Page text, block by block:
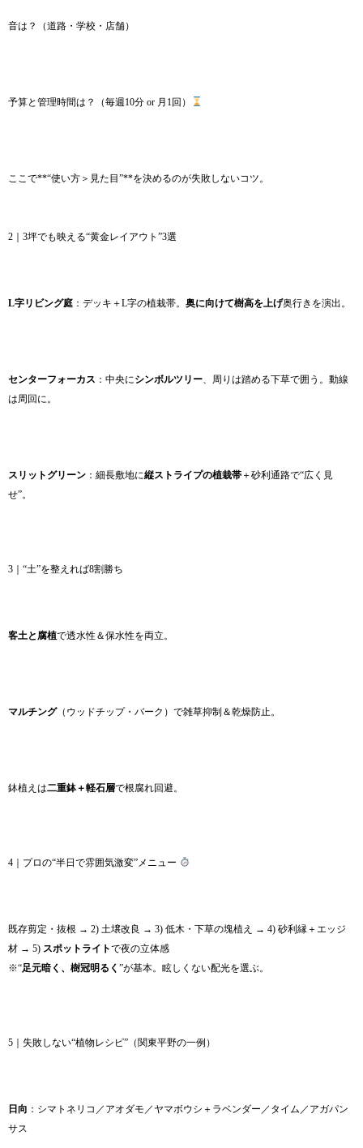
音は？（道路・学校・店舗）
予算と管理時間は？（毎週10分 or 月1回）
ここで**“使い方＞見た目”**を決めるのが失敗しないコツ。
2｜3坪でも映える“黄金レイアウト”3選
L字リビング庭 ：デッキ＋L字の植栽帯。 奥に向けて樹高を上げ奥行きを演出。
センターフォーカス ：中央にシンボルツリー、周りは踏める下草で囲う。動線
は周回に。
スリットグリーン ：細長敷地に縦ストライプの植栽帯 ＋砂利通路で“広く見
せ”。
3｜“土”を整えれば8割勝ち
客土と腐植で透水性＆保水性を両立。
マルチング（ウッドチップ・バーク）で雑草抑制＆乾燥防止。
鉢植えは二重鉢＋軽石層で根腐れ回避。
4｜プロの“半日で雰囲気激変”メニュー
既存剪定・抜根 → 2) 土壌改良 → 3) 低木・下草の塊植え → 4) 砂利縁＋エッジ
材 → 5) スポットライトで夜の立体感
※“足元暗く、樹冠明るく ”が基本。眩しくない配光を選ぶ。
5｜失敗しない“植物レシピ”（関東平野の一例）
日向 ：シマトネリコ／アオダモ／ヤマボウシ＋ラベンダー／タイム／アガパン
サス